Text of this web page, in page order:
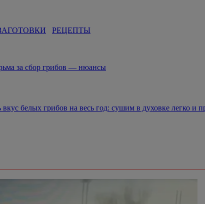
РЕЦЕПТЫ
за сбор грибов — нюансы
вкус белых грибов на весь год: сушим в духовке легко и